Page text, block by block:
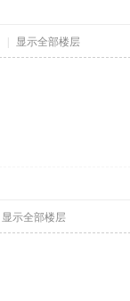
显示全部楼层
显示全部楼层